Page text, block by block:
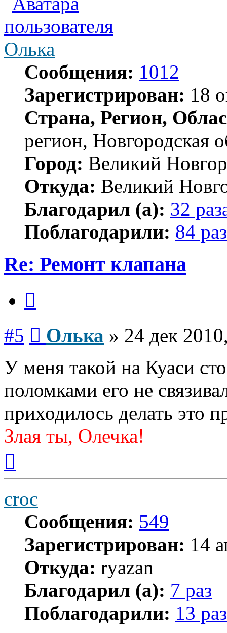
Олька
Сообщения: 1012
Зарегистрирован: 18
Страна, Регион,
регион, Новгородская
Город: Великий
Откуда: Великий
Благодарил (а): 32
Поблагодарили: 84
Re: Ремонт клапана
#5 Олька » 24 дек
У меня такой на Куаси
поломками его не
приходилось делать это
Злая ты, Олечка!
началу
croc
Сообщения: 549
Зарегистрирован: 14
Откуда: ryazan
Благодарил (а): 7 раз
Поблагодарили: 13 раз